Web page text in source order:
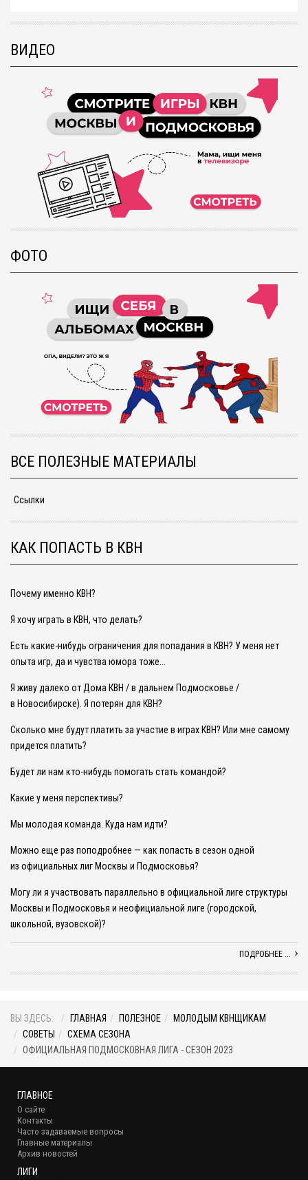
ВИДЕО
ФОТО
ВСЕ ПОЛЕЗНЫЕ МАТЕРИАЛЫ
Ссылки
КАК ПОПАСТЬ В КВН
Почему именно КВН?
Я хочу играть в КВН, что делать?
Есть какие-нибудь ограничения для попадания в КВН? У меня нет
опыта игр, да и чувства юмора тоже...
Я живу далеко от Дома КВН / в дальнем Подмосковье /
в Новосибирске). Я потерян для КВН?
Сколько мне будут платить за участие в играх КВН? Или мне самому
придется платить?
Будет ли нам кто-нибудь помогать стать командой?
Какие у меня перспективы?
Мы молодая команда. Куда нам идти?
Можно еще раз поподробнее — как попасть в сезон одной
из официальных лиг Москвы и Подмосковья?
Могу ли я участвовать параллельно в официальной лиге структуры
Москвы и Подмосковья и неофициальной лиге (городской,
школьной, вузовской)?
ПОДРОБНЕЕ ...
ВЫ ЗДЕСЬ: ГЛАВНАЯ ПОЛЕЗНОЕ
МОЛОДЫМ КВНЩИКАМ
СОВЕТЫ
СХЕМА СЕЗОНА
ОФИЦИАЛЬНАЯ ПОДМОСКОВНАЯ ЛИГА - СЕЗОН 2023
ГЛАВНОЕ
О сайте
Контакты
Часто задаваемые вопросы
Главные материалы
Архив новостей
ЛИГИ